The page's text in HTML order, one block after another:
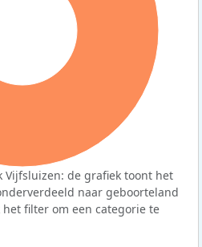
Vijfsluizen: de grafiek toont het
naar geboorteland
filter om een categorie te